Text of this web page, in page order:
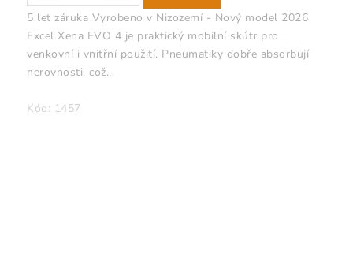
5 let záruka Vyrobeno v Nizozemí - Nový model 2026
Excel Xena EVO 4 je praktický mobilní skútr pro
venkovní i vnitřní použití. Pneumatiky dobře absorbují
nerovnosti, což...
Kód: 1457